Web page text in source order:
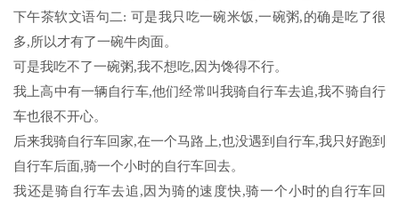
下午茶软文语句二: 可是我只吃一碗米饭,一碗粥,的确是吃了很
多,所以才有了一碗牛肉面。
可是我吃不了一碗粥,我不想吃,因为馋得不行。
我上高中有一辆自行车,他们经常叫我骑自行车去追,我不骑自行
车也很不开心。
后来我骑自行车回家,在一个马路上,也没遇到自行车,我只好跑到
自行车后面,骑一个小时的自行车回去。
我还是骑自行车去追,因为骑的速度快,骑一个小时的自行车回